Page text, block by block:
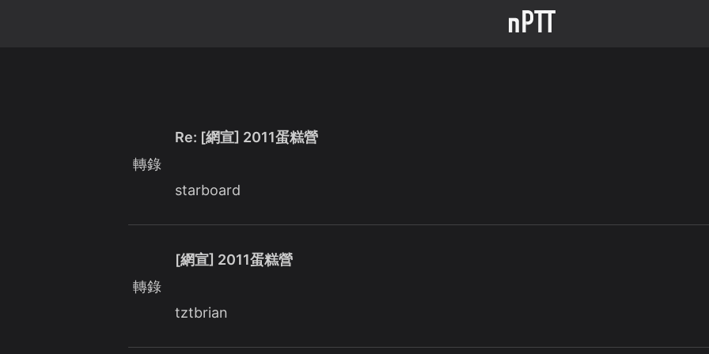
轉錄
Re: [網宣] 2011蛋糕營
starboard
轉錄
[網宣] 2011蛋糕營
tztbrian